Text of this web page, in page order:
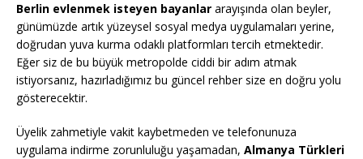
Berlin evlenmek isteyen bayanlar arayışında olan beyler,
günümüzde artık yüzeysel sosyal medya uygulamaları yerine,
doğrudan yuva kurma odaklı platformları tercih etmektedir.
Eğer siz de bu büyük metropolde ciddi bir adım atmak
istiyorsanız, hazırladığımız bu güncel rehber size en doğru yolu
gösterecektir.
Üyelik zahmetiyle vakit kaybetmeden ve telefonunuza
uygulama indirme zorunluluğu yaşamadan, Almanya Türkleri